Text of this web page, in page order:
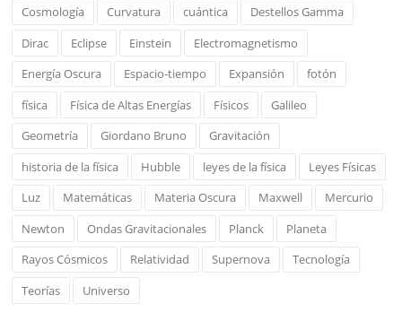
Cosmología
Curvatura cuántica
Destellos Gamma
Dirac
Eclipse Einstein
Electromagnetismo
Energía Oscura
Espacio-tiempo Expansión
fotón
física
Física de Altas Energías Físicos
Galileo
Geometría
Giordano Bruno
Gravitación
historia de la física
Hubble leyes de la física
Leyes Físicas
Luz
Matemáticas Materia Oscura Maxwell
Mercurio
Newton
Ondas Gravitacionales Planck
Planeta
Rayos Cósmicos
Relatividad Supernova
Tecnología
Teorías
Universo